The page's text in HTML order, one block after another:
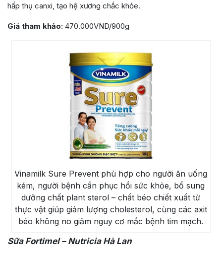
hấp thụ canxi, tạo hệ xương chắc khỏe.
Giá tham khảo: 470.000VND/900g
Vinamilk Sure Prevent phù hợp cho người ăn uống
kém, người bệnh cần phục hồi sức khỏe, bổ sung
dưỡng chất plant sterol – chất béo chiết xuất từ
thực vật giúp giảm lượng cholesterol, cùng các axit
béo không no giảm nguy cơ mắc bệnh tim mạch.
Sữa Fortimel – Nutricia Hà Lan